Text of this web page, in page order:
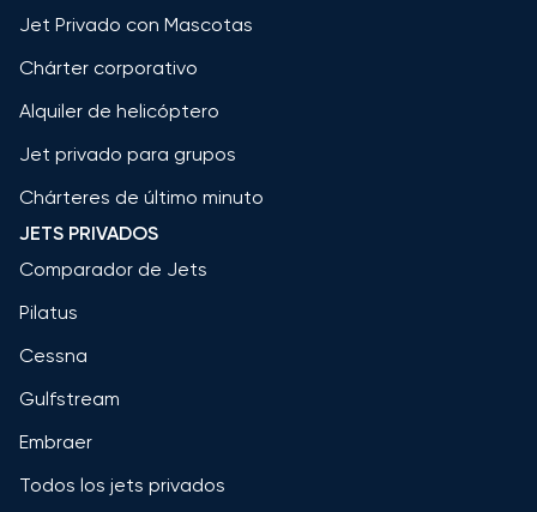
Jet Privado con Mascotas
Chárter corporativo
Alquiler de helicóptero
Jet privado para grupos
Chárteres de último minuto
JETS PRIVADOS
Comparador de Jets
Pilatus
Cessna
Gulfstream
Embraer
Todos los jets privados